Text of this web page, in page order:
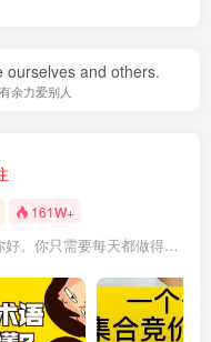
ourselves and others.
余力爱别人
161W+
不要担心别人会做得比你好。你只需要每天都做得比前一天好就可以了